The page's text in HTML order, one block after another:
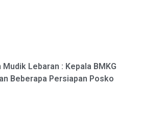
Lebaran : Kepala BMKG
Beberapa Persiapan Posko